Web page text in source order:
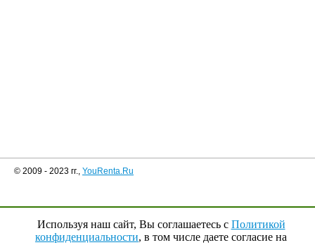
© 2009 - 2023 гг., YouRenta.Ru
Используя наш сайт, Вы соглашаетесь с Политикой
конфиденциальности, в том числе даете согласие на